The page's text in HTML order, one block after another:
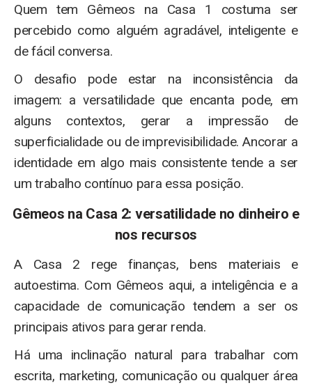
Quem tem Gêmeos na Casa 1 costuma ser
percebido como alguém agradável, inteligente e
de fácil conversa.
O desafio pode estar na inconsistência da
imagem: a versatilidade que encanta pode, em
alguns contextos, gerar a impressão de
superficialidade ou de imprevisibilidade. Ancorar a
identidade em algo mais consistente tende a ser
um trabalho contínuo para essa posição.
Gêmeos na Casa 2: versatilidade no dinheiro e
nos recursos
A Casa 2 rege finanças, bens materiais e
autoestima. Com Gêmeos aqui, a inteligência e a
capacidade de comunicação tendem a ser os
principais ativos para gerar renda.
Há uma inclinação natural para trabalhar com
escrita, marketing, comunicação ou qualquer área